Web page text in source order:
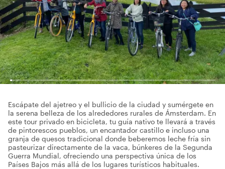
Escápate del ajetreo y el bullicio de la ciudad y sumérgete en
la serena belleza de los alrededores rurales de Ámsterdam. En
este tour privado en bicicleta, tu guía nativo te llevará a través
de pintorescos pueblos, un encantador castillo e incluso una
granja de quesos tradicional donde beberemos leche fría sin
pasteurizar directamente de la vaca, búnkeres de la Segunda
Guerra Mundial, ofreciendo una perspectiva única de los
Países Bajos más allá de los lugares turísticos habituales.